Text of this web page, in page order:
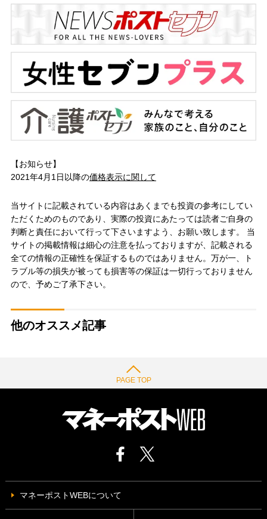
【お知らせ】
2021年4月1日以降の価格表示に関して
当サイトに記載されている内容はあくまでも投資の参考にしてい
ただくためのものであり、実際の投資にあたっては読者ご自身の
判断と責任において行って下さいますよう、お願い致します。 当
サイトの掲載情報は細心の注意を払っておりますが、記載される
全ての情報の正確性を保証するものではありません。万が一、ト
ラブル等の損失が被っても損害等の保証は一切行っておりません
ので、予めご了承下さい。
他のオススメ記事
PAGE TOP
マネーポストWEBについて